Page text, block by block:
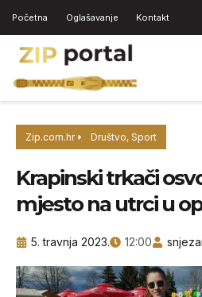
Početna Oglašavanje Kontakt
Zip.com.hr Društvo, Sport
Krapinski trkači
mjesto na utrci u
5. travnja 2023. 12:00